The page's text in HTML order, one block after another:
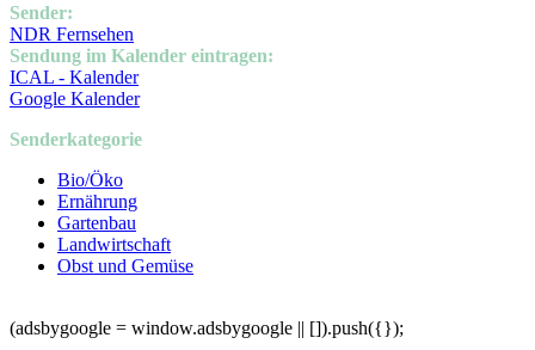
Sender:
NDR Fernsehen
Sendung im Kalender eintragen:
ICAL - Kalender
Google Kalender
Senderkategorie
Bio/Öko
Ernährung
Gartenbau
Landwirtschaft
Obst und Gemüse
(adsbygoogle = window.adsbygoogle || []).push({});